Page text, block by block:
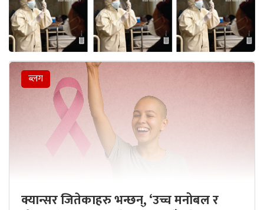
ब्लग
क्यान्सर जितेकाहरु भन्छन्, ‘उच्च मनोबल र